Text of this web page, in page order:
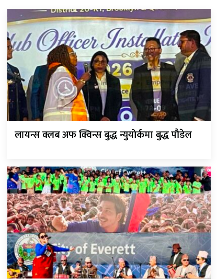
लायन्स क्लब अफ क्विन्स बुद्ध न्युयोर्कमा बुद्ध पौडेल